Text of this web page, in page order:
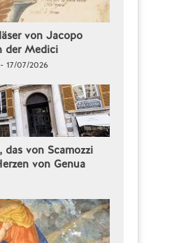
von Jacopo
der Medici
17/07/2026
das von Scamozzi
von Genua